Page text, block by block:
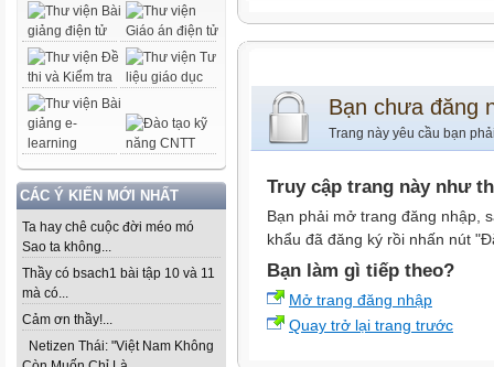
CÁC Ý KIẾN MỚI NHẤT
Ta hay chê cuộc đời méo mó
Sao ta không...
Thầy có bsach1 bài tập 10 và 11
mà có...
Cảm ơn thầy!...
Netizen Thái: "Việt Nam Không
Bạn chưa đăng
Trang này yêu cầu bạn
Truy cập trang này như
Bạn phải mở trang đăng nhập,
khẩu đã đăng ký rồi nhấn nút
Bạn làm gì tiếp theo?
Mở trang đăng nhập
Quay trở lại trang trước